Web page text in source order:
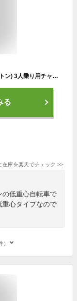
電動自転車 子供乗せ BRIDGESTONE(ブリヂストン) 3人乗り用チャイルドシート付きアシスタC STD 2021年モデル 20インチ CC0C31【通常3~5営業日で出荷】
る
在庫を楽天でチェック >>
の低重心自転車で
重心タイプなので